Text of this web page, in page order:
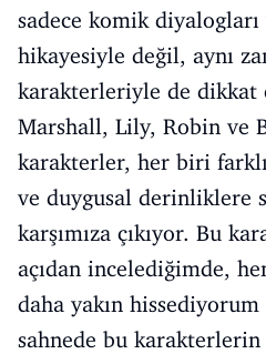
sadece komik
hikayesiyle değil, aynı
karakterleriyle de dikkat
Marshall, Lily, Robin ve
karakterler, her biri
ve duygusal derinliklere
karşımıza çıkıyor. Bu
açıdan incelediğimde,
daha yakın
sahnede bu karakterlerin